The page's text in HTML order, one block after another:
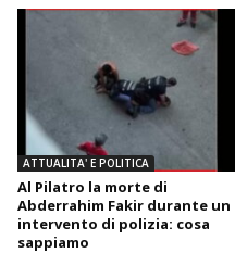
ATTUALITA' E POLITICA
Al Pilatro la morte di
Abderrahim Fakir durante un
intervento di polizia: cosa
sappiamo